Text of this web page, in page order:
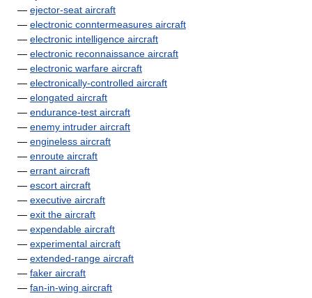
— ejector-seat aircraft
— electronic conntermeasures aircraft
— electronic intelligence aircraft
— electronic reconnaissance aircraft
— electronic warfare aircraft
— electronically-controlled aircraft
— elongated aircraft
— endurance-test aircraft
— enemy intruder aircraft
— engineless aircraft
— enroute aircraft
— errant aircraft
— escort aircraft
— executive aircraft
— exit the aircraft
— expendable aircraft
— experimental aircraft
— extended-range aircraft
— faker aircraft
— fan-in-wing aircraft